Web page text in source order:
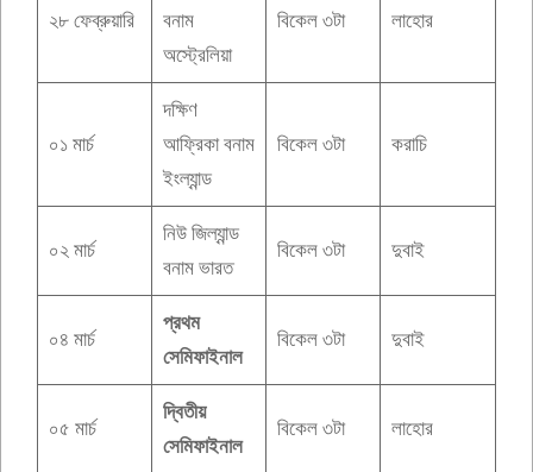
২৮ ফেব্রুয়ারি
বনাম
অস্ট্রেলিয়া
বিকেল ৩টা লাহোর
০১ মার্চ
দক্ষিণ
আফ্রিকা বনাম
ইংল্যান্ড
বিকেল ৩টা করাচি
০২ মার্চ
নিউ জিল্যান্ড
বনাম ভারত
বিকেল ৩টা দুবাই
০৪ মার্চ
প্রথম
সেমিফাইনাল
বিকেল ৩টা দুবাই
০৫ মার্চ
দ্বিতীয়
সেমিফাইনাল
বিকেল ৩টা লাহোর